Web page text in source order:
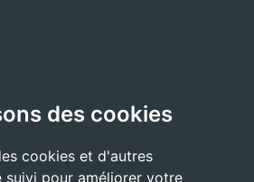
des cookies
cookies et d'autres
suivi pour améliorer votre
/16h 18h30
/ 17h